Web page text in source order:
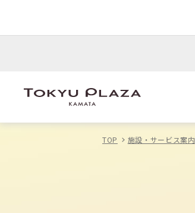
TOP 施設・サービス案内